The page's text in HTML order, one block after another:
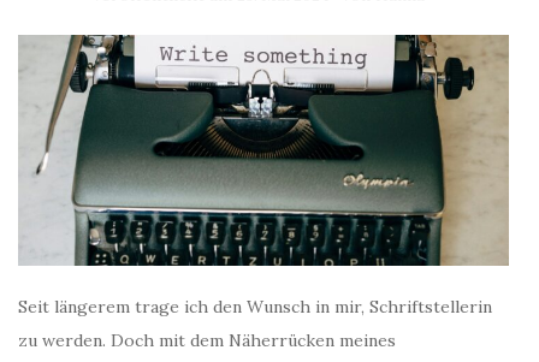
Seit längerem trage ich den Wunsch in mir, Schriftstellerin
zu werden. Doch mit dem Näherrücken meines